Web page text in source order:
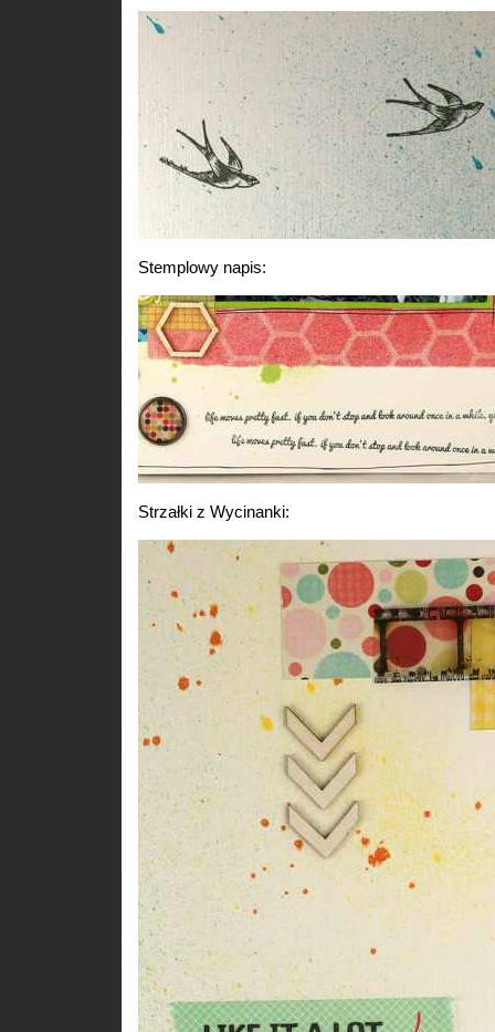
Stemplowy napis:
Strzałki z Wycinanki: